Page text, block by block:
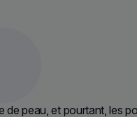
de peau, et pourtant, les